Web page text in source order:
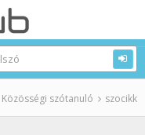
Közösségi szótanuló szocikk